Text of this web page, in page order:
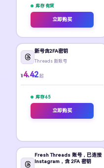
库存 有货
立即购买
新号含2FA密钥
Threads 新账号
¥4.42 起
库存 65
立即购买
Fresh Threads 账号，已连接
Instagram，含 2FA 密钥